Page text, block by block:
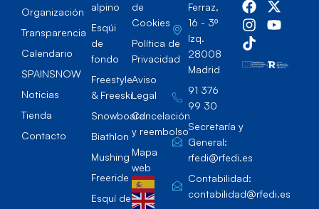
Organización
Transparencia
Calendario
SPAINSNOW
Noticias
Tienda
Contacto
alpino
Esqúi
de
fondo
Freestyle
& Freeski
Snowboard
Biathlon
Mushing
Freeride
Esquí de
de
Cookies
Política de
Privacidad
Aviso
Legal
Cancelación
y reembolso
Mapa
web
Ferraz,
16 - 3º
Izq.
28008
Madrid
91 376
99 30
Secretaría y
General:
rfedi@rfedi.es
Contabilidad:
contabilidad@rfedi.es